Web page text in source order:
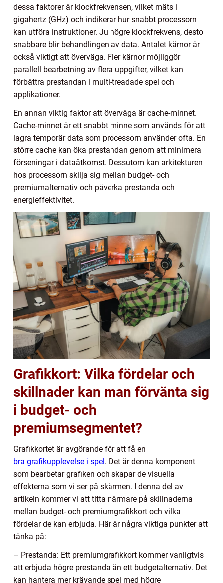
dessa faktorer är klockfrekvensen, vilket mäts i
gigahertz (GHz) och indikerar hur snabbt processorn
kan utföra instruktioner. Ju högre klockfrekvens, desto
snabbare blir behandlingen av data. Antalet kärnor är
också viktigt att överväga. Fler kärnor möjliggör
parallell bearbetning av flera uppgifter, vilket kan
förbättra prestandan i multi-treadade spel och
applikationer.
En annan viktig faktor att överväga är cache-minnet.
Cache-minnet är ett snabbt minne som används för att
lagra temporär data som processorn använder ofta. En
större cache kan öka prestandan genom att minimera
förseningar i dataåtkomst. Dessutom kan arkitekturen
hos processorn skilja sig mellan budget- och
premiumalternativ och påverka prestanda och
energieffektivitet.
Grafikkort: Vilka fördelar och
skillnader kan man förvänta sig
i budget- och
premiumsegmentet?
Grafikkortet är avgörande för att få en
bra grafikupplevelse i spel . Det är denna komponent
som bearbetar grafiken och skapar de visuella
effekterna som vi ser på skärmen. I denna del av
artikeln kommer vi att titta närmare på skillnaderna
mellan budget- och premiumgrafikkort och vilka
fördelar de kan erbjuda. Här är några viktiga punkter att
tänka på:
– Prestanda: Ett premiumgrafikkort kommer vanligtvis
att erbjuda högre prestanda än ett budgetalternativ. Det
kan hantera mer krävande spel med högre